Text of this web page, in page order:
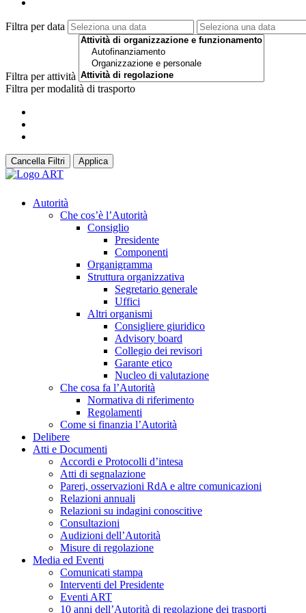
Filtra per data
Filtra per attività
Filtra per modalità di trasporto
Cancella Filtri Applica
Autorità
Che cos’è l’Autorità
Consiglio
Presidente
Componenti
Organigramma
Struttura organizzativa
Segretario generale
Uffici
Altri organismi
Consigliere giuridico
Advisory board
Collegio dei revisori
Garante etico
Nucleo di valutazione
Che cosa fa l’Autorità
Normativa di riferimento
Regolamenti
Come si finanzia l’Autorità
Delibere
Atti e Documenti
Accordi e Protocolli d’intesa
Atti di segnalazione
Pareri, osservazioni RdA e altre comunicazioni
Relazioni annuali
Relazioni su indagini conoscitive
Consultazioni
Audizioni dell’Autorità
Misure di regolazione
Media ed Eventi
Comunicati stampa
Interventi del Presidente
Eventi ART
10 anni dell’Autorità di regolazione dei trasporti